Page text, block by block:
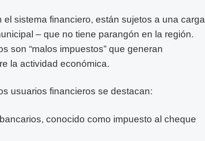
sistema financiero, están sujetos a una carga
– que no tiene parangón en la región.
son “malos impuestos” que generan
la actividad económica.
usuarios financieros se destacan:
conocido como impuesto al cheque